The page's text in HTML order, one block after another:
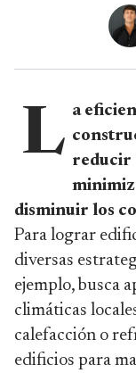
L a
reducir
disminuir los
Para lograr
diversas
ejemplo, busca
climáticas
calefacción o
edificios para